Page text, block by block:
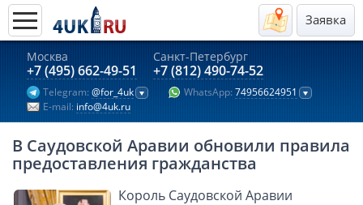
Заявка
Москва
+7 (495) 662-49-51
Санкт-Петербург
+7 (812) 490-74-52
Telegram: @for_4uk WhatsApp: 74956624951
E-mail: info@4uk.ru
Актуальные предложения 2026
Компании в Гонконге
Английские компании LTD
Киргизия (компания и счёт)
Компании в Китае
Kомпания в Канаде с лицензией MSB
В Саудовской Аравии обновили правила
предоставления гражданства
Король Саудовской Аравии